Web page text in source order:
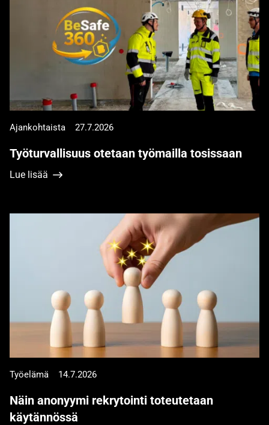
Ajankohtaista 27.7.2026
Työturvallisuus otetaan työmailla tosissaan
Lue lisää
Työelämä 14.7.2026
Näin anonyymi rekrytointi toteutetaan
käytännössä